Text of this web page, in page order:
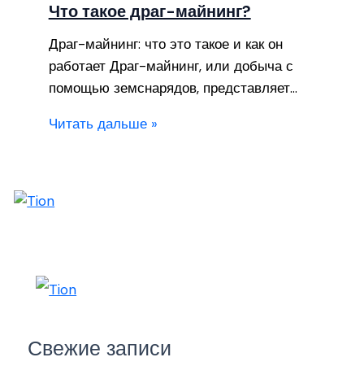
Что такое драг-майнинг?
Драг-майнинг: что это такое и как он
работает Драг-майнинг, или добыча с
помощью земснарядов, представляет…
Читать дальше »
Свежие записи